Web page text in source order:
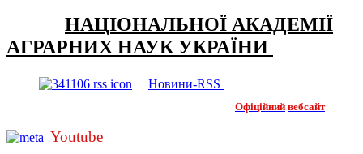
НАЦІОНАЛЬНОЇ АКАДЕМІЇ
АГРАРНИХ НАУК УКРАЇНИ
Новини-RSS
Офіційний вебсайт
Youtube